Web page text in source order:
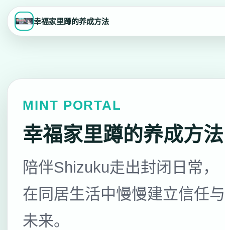
幸福家里蹲的养成方法
MINT PORTAL
幸福家里蹲的养成方法
陪伴Shizuku走出封闭日常，
在同居生活中慢慢建立信任与
未来。